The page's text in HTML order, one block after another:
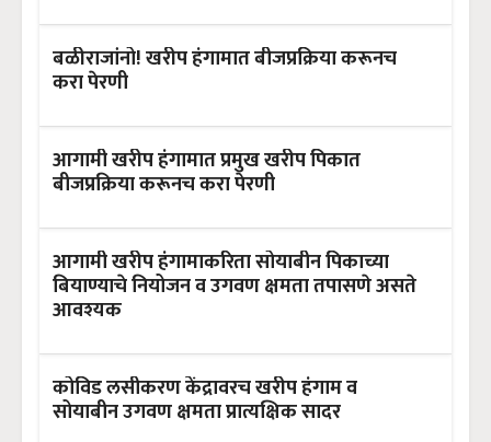
बळीराजांनो! खरीप हंगामात बीजप्रक्रिया करूनच
करा पेरणी
आगामी खरीप हंगामात प्रमुख खरीप पिकात
बीजप्रक्रिया करूनच करा पेरणी
आगामी खरीप हंगामाकरिता सोयाबीन पिकाच्या
बियाण्याचे नियोजन व उगवण क्षमता तपासणे असते
आवश्यक
कोविड लसीकरण केंद्रावरच खरीप हंगाम व
सोयाबीन उगवण क्षमता प्रात्यक्षिक सादर